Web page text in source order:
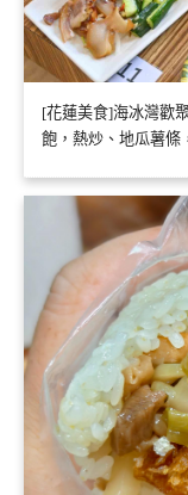
[花蓮美食]海冰灣歡
飽，熱炒、地瓜薯條